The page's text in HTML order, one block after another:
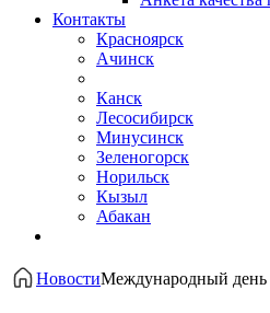
Контакты
Красноярск
Ачинск
Канск
Лесосибирск
Минусинск
Зеленогорск
Норильск
Кызыл
Абакан
НовостиМеждународный день